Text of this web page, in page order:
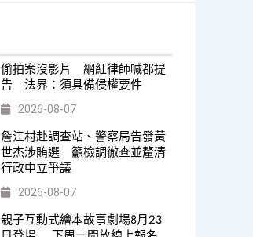
偷拍案沒影片 網紅律師喊都提
告 法界：須具備侵權要件
2026-08-07
詹江村赴調查站、警察局告發黃
世杰涉賄選 籲檢調徹查並釐清
行政中立爭議
2026-08-07
親子互動式繪本故事劇場8月23